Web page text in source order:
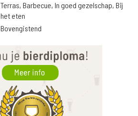
Terras, Barbecue, In goed gezelschap, Bij
het eten
Bovengistend